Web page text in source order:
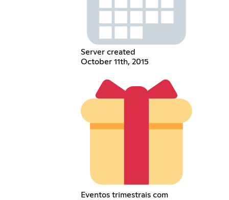
Server created
October 11th, 2015
Eventos trimestrais com